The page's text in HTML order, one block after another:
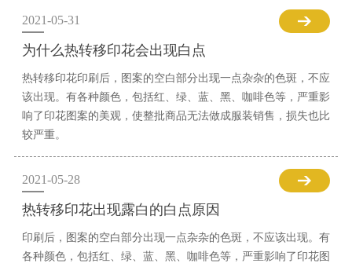
2021-05-31
为什么热转移印花会出现白点
热转移印花印刷后，图案的空白部分出现一点杂杂的色斑，不应
该出现。有各种颜色，包括红、绿、蓝、黑、咖啡色等，严重影
响了印花图案的美观，使整批商品无法做成服装销售，损失也比
较严重。
2021-05-28
热转移印花出现露白的白点原因
印刷后，图案的空白部分出现一点杂杂的色斑，不应该出现。有
各种颜色，包括红、绿、蓝、黑、咖啡色等，严重影响了印花图